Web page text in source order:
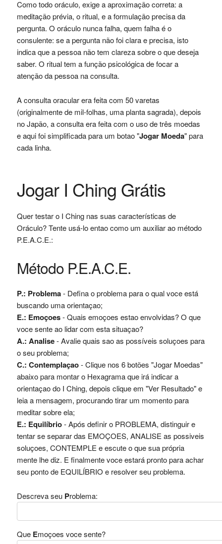
Como todo oráculo, exige a aproximação correta: a
meditação prévia, o ritual, e a formulação precisa da
pergunta. O oráculo nunca falha, quem falha é o
consulente: se a pergunta não foi clara e precisa, isto
indica que a pessoa não tem clareza sobre o que deseja
saber. O ritual tem a função psicológica de focar a
atenção da pessoa na consulta.
A consulta oracular era feita com 50 varetas
(originalmente de mil-folhas, uma planta sagrada), depois
no Japão, a consulta era feita com o uso de três moedas
e aqui foi simplificada para um botao "Jogar Moeda" para
cada linha.
Jogar I Ching Grátis
Quer testar o I Ching nas suas características de
Oráculo? Tente usá-lo entao como um auxiliar ao método
P.E.A.C.E.:
Método P.E.A.C.E.
P.: Problema- Defina o problema para o qual voce está
buscando uma orientaçao;
E.: Emoçoes- Quais emoçoes estao envolvidas? O que
voce sente ao lidar com esta situaçao?
A.: Analise- Avalie quais sao as possíveis soluçoes para
o seu problema;
C.: Contemplaçao- Clique nos 6 botões "Jogar Moedas"
abaixo para montar o Hexagrama que irá indicar a
orientaçao do I Ching, depois clique em "Ver Resultado" e
leia a mensagem, procurando tirar um momento para
meditar sobre ela;
E.: Equilíbrio- Após definir o PROBLEMA, distinguir e
tentar se separar das EMOÇOES, ANALISE as possiveis
soluçoes, CONTEMPLE e escute o que sua própria
mente lhe diz. E finalmente voce estará pronto para achar
seu ponto de EQUILÍBRIO e resolver seu problema.
Descreva seu Problema:
Que Emoçoes voce sente?